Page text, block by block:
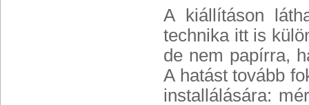
A kiállításon
technika itt is
de nem papírra,
A hatást tovább
installálására: